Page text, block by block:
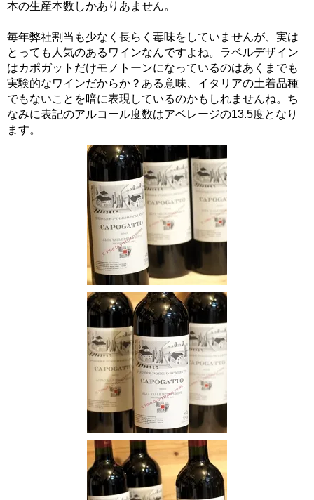
本の生産本数しかありあません。
毎年弊社割当も少なく長らく毒味をしていませんが、実は
とっても人気のあるワインなんですよね。ラベルデザイン
はカポガットだけモノトーンになっているのはあくまでも
実験的なワインだからか？ある意味、イタリアの土着品種
でもないことを暗に表現しているのかもしれませんね。ち
なみに表記のアルコール度数はアベレージの13.5度となり
ます。